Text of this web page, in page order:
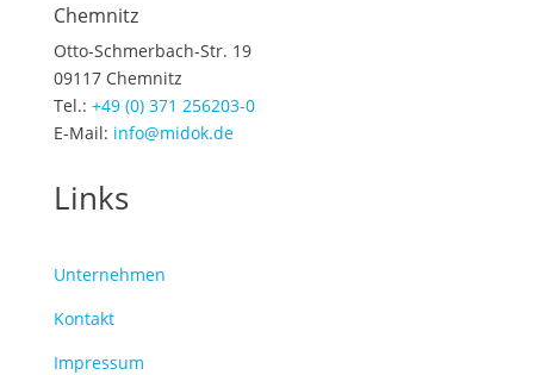
Chemnitz
Otto-Schmerbach-Str. 19
09117 Chemnitz
Tel.: +49 (0) 371 256203-0
E-Mail: info@midok.de
Links
Unternehmen
Kontakt
Impressum